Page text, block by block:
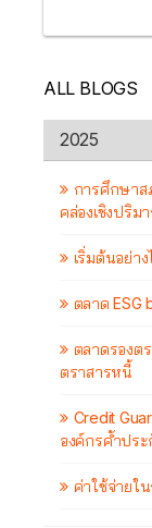
ALL BLOGS
2025
การศึกษาส
คล่องเชิงปริม
เริ่มต้นอย่า
ตลาด ESG
ตลาดรองต
ตราสารหนี้
Credit
องค์กรค้ำปร
ค่าใช้จ่ายใ